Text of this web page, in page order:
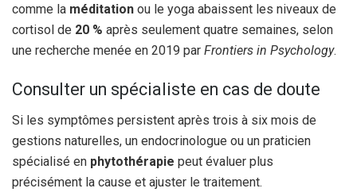
comme la méditation ou le yoga abaissent les niveaux de
cortisol de 20 % après seulement quatre semaines, selon
une recherche menée en 2019 par Frontiers in Psychology.
Consulter un spécialiste en cas de doute
Si les symptômes persistent après trois à six mois de
gestions naturelles, un endocrinologue ou un praticien
spécialisé en phytothérapie peut évaluer plus
précisément la cause et ajuster le traitement.